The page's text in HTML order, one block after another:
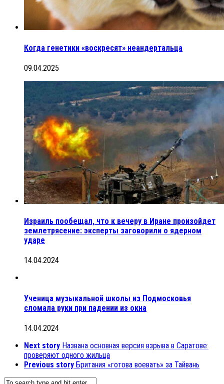
Когда генетики «воскресят» неандертальца
09.04.2025
Израиль пообещал, что к вечеру в Иране произойдет
землетрясение: эксперты заговорили о ядерном
ударе
14.04.2024
Ученица музыкальной школы из Подмосковья
сломала руки при падении из окна
14.04.2024
Next story Названа основная версия взрыва в Саратове:
проверяют одного жильца
Previous story Британия «готова воевать» за Тайвань